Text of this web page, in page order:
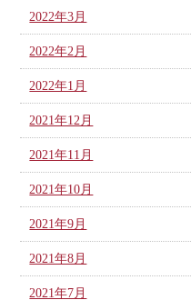
2022年3月
2022年2月
2022年1月
2021年12月
2021年11月
2021年10月
2021年9月
2021年8月
2021年7月